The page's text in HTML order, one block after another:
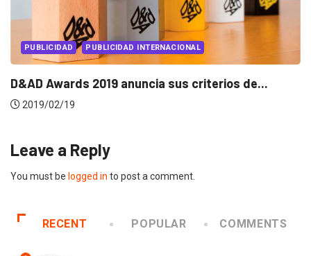
PUBLICIDAD PUBLICIDAD INTERNACIONAL
D&AD Awards 2019 anuncia sus criterios de...
2019/02/19
Leave a Reply
You must be logged in to post a comment.
RECENT POPULAR COMMENTS